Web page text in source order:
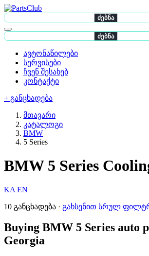
ძებნა
ძებნა
ავტონაწილები
სერვისები
ჩვენ შესახებ
კონტაქტი
+ განცხადება
მთავარი
კატალოგი
BMW
5 Series
BMW 5 Series
KA EN
10 განცხადება · გახსენით სრულ
Buying BMW 5 Series auto
Georgia